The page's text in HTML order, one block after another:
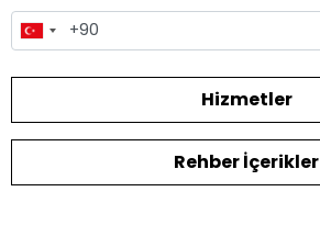
Hizmetler
Rehber İçerikler